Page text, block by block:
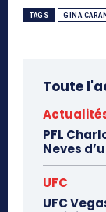
TAGS GINA
Toute
PFL
Neves
UFC
UFC